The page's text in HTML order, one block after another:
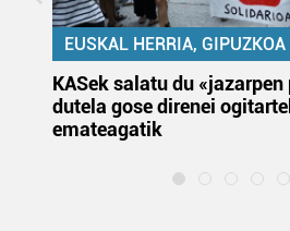
EUSKAL HERRIA, GIPUZKOA
KASek salatu du
dutela gose direnei
emateagatik